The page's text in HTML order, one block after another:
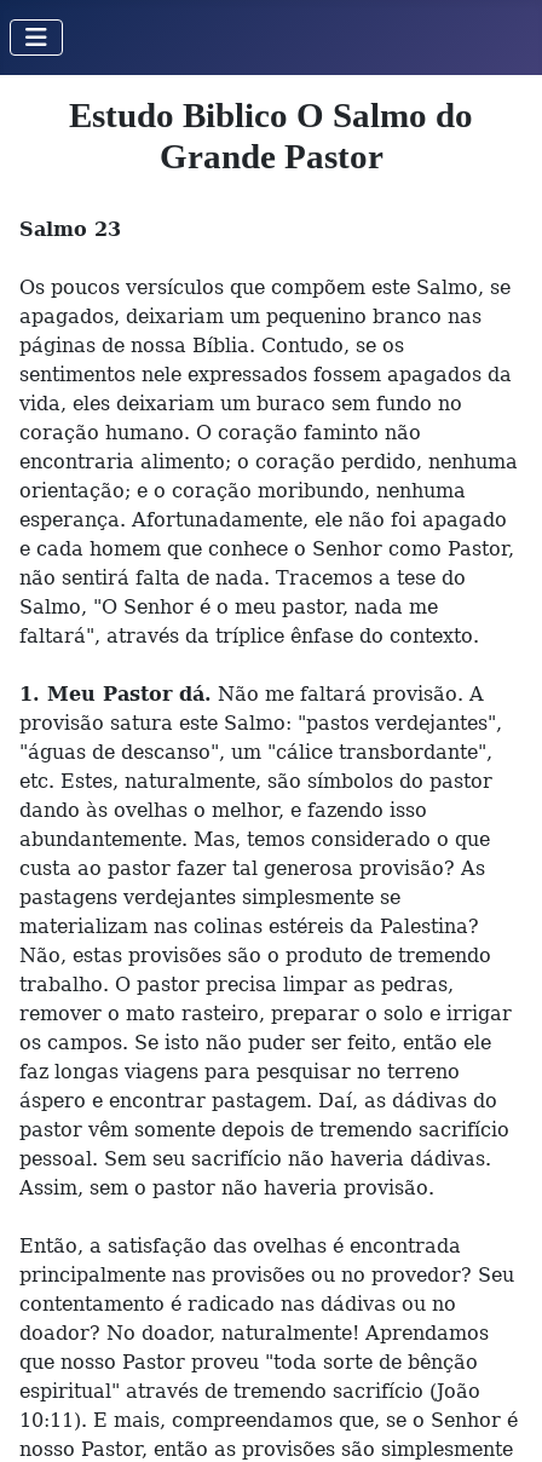
Estudo Biblico O Salmo do
Grande Pastor
Salmo 23
Os poucos versículos que compõem este Salmo, se
apagados, deixariam um pequenino branco nas
páginas de nossa Bíblia. Contudo, se os
sentimentos nele expressados fossem apagados da
vida, eles deixariam um buraco sem fundo no
coração humano. O coração faminto não
encontraria alimento; o coração perdido, nenhuma
orientação; e o coração moribundo, nenhuma
esperança. Afortunadamente, ele não foi apagado
e cada homem que conhece o Senhor como Pastor,
não sentirá falta de nada. Tracemos a tese do
Salmo, "O Senhor é o meu pastor, nada me
faltará", através da tríplice ênfase do contexto.
1. Meu Pastor dá. Não me faltará provisão. A
provisão satura este Salmo: "pastos verdejantes",
"águas de descanso", um "cálice transbordante",
etc. Estes, naturalmente, são símbolos do pastor
dando às ovelhas o melhor, e fazendo isso
abundantemente. Mas, temos considerado o que
custa ao pastor fazer tal generosa provisão? As
pastagens verdejantes simplesmente se
materializam nas colinas estéreis da Palestina?
Não, estas provisões são o produto de tremendo
trabalho. O pastor precisa limpar as pedras,
remover o mato rasteiro, preparar o solo e irrigar
os campos. Se isto não puder ser feito, então ele
faz longas viagens para pesquisar no terreno
áspero e encontrar pastagem. Daí, as dádivas do
pastor vêm somente depois de tremendo sacrifício
pessoal. Sem seu sacrifício não haveria dádivas.
Assim, sem o pastor não haveria provisão.
Então, a satisfação das ovelhas é encontrada
principalmente nas provisões ou no provedor? Seu
contentamento é radicado nas dádivas ou no
doador? No doador, naturalmente! Aprendamos
que nosso Pastor proveu "toda sorte de bênção
espiritual" através de tremendo sacrifício (João
10:11). E mais, compreendamos que, se o Senhor é
nosso Pastor, então as provisões são simplesmente